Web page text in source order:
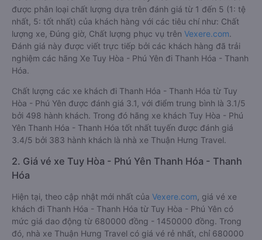
được phân loại chất lượng dựa trên đánh giá từ 1 đến 5 (1: tệ
nhất, 5: tốt nhất) của khách hàng với các tiêu chí như: Chất
lượng xe, Đúng giờ, Chất lượng phục vụ trên Vexere.com.
Đánh giá này được viết trực tiếp bởi các khách hàng đã trải
nghiệm các hãng Xe Tuy Hòa - Phú Yên đi Thanh Hóa - Thanh
Hóa.
Chất lượng các xe khách đi Thanh Hóa - Thanh Hóa từ Tuy
Hòa - Phú Yên được đánh giá 3.1, với điểm trung bình là 3.1/5
bởi 498 hành khách. Trong đó hãng xe khách Tuy Hòa - Phú
Yên Thanh Hóa - Thanh Hóa tốt nhất tuyến được đánh giá
3.4/5 bởi 383 hành khách là nhà xe Thuận Hưng Travel.
2. Giá vé xe Tuy Hòa - Phú Yên Thanh Hóa - Thanh
Hóa
Hiện tại, theo cập nhật mới nhất của Vexere.com , giá vé xe
khách đi Thanh Hóa - Thanh Hóa từ Tuy Hòa - Phú Yên có
mức giá dao động từ 680000 đồng - 1450000 đồng. Trong
đó, nhà xe Thuận Hưng Travel có giá vé rẻ nhất, chỉ 680000